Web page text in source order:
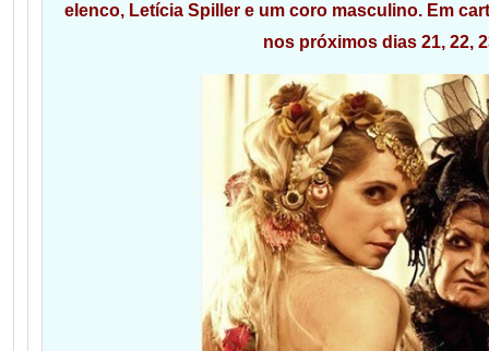
elenco, Letícia Spiller e um coro masculino. Em
nos próximos dias 21, 22,